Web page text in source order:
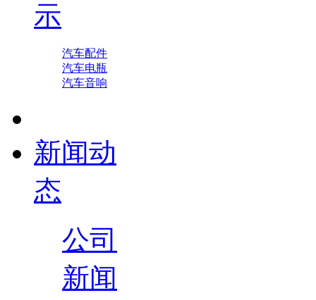
示
汽车配件
汽车电瓶
汽车音响
新闻动
态
公司
新闻